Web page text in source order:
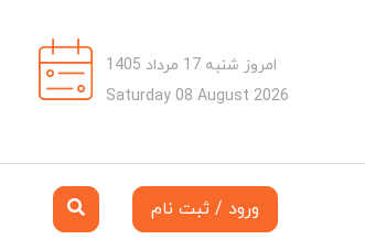
امروز شنبه 17 مرداد 1405
Saturday 08 August 2026
ورود / ثبت نام